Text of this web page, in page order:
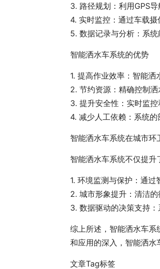
3. 路径规划：利用GPS
4. 实时监控：通过车载
5. 数据记录与分析：系
智能洒水车系统的优势
1. 提高作业效率：智能洒
2. 节约资源：精确控制
3. 提升安全性：实时监
4. 减少人工依赖：系统
智能洒水车系统在城市环
智能洒水车系统不仅提升
1. 环境监测与保护：通过
2. 城市形象提升：清洁
3. 数据驱动的决策支持
综上所述，智能洒水车
和应用的深入，智能洒水
文章Tag标签